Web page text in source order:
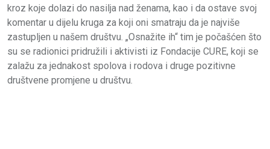
kroz koje dolazi do nasilja nad ženama, kao i da ostave svoj
komentar u dijelu kruga za koji oni smatraju da je najviše
zastupljen u našem društvu. „Osnažite ih“ tim je počašćen što
su se radionici pridružili i aktivisti iz Fondacije CURE, koji se
zalažu za jednakost spolova i rodova i druge pozitivne
društvene promjene u društvu.